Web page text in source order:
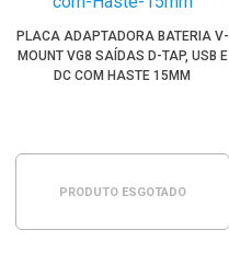
PLACA ADAPTADORA BATERIA V-
MOUNT VG8 SAÍDAS D-TAP, USB E
DC COM HASTE 15MM
PRODUTO ESGOTADO